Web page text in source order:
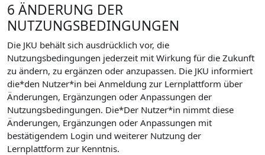
6 ÄNDERUNG DER
NUTZUNGSBEDINGUNGEN
Die JKU behält sich ausdrücklich vor, die
Nutzungsbedingungen jederzeit mit Wirkung für die Zukunft
zu ändern, zu ergänzen oder anzupassen. Die JKU informiert
die*den Nutzer*in bei Anmeldung zur Lernplattform über
Änderungen, Ergänzungen oder Anpassungen der
Nutzungsbedingungen. Die*Der Nutzer*in nimmt diese
Änderungen, Ergänzungen oder Anpassungen mit
bestätigendem Login und weiterer Nutzung der
Lernplattform zur Kenntnis.